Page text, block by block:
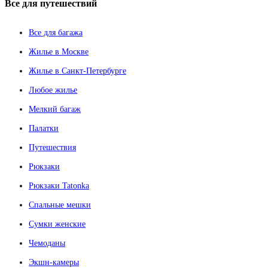
Все для путешествий
Все для багажа
Жилье в Москве
Жилье в Санкт-Петербурге
Любое жилье
Мелкий багаж
Палатки
Путешествия
Рюкзаки
Рюкзаки Tatonka
Спальные мешки
Сумки женские
Чемоданы
Экшн-камеры